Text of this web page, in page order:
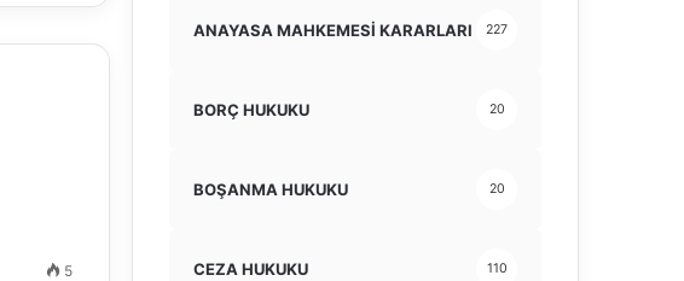
5
ANAYASA MAHKEMESİ KARARLARI 227
BORÇ HUKUKU 20
BOŞANMA HUKUKU 20
CEZA HUKUKU 110